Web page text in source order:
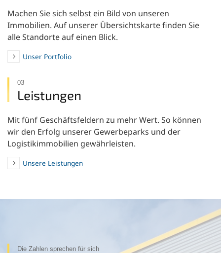
Machen Sie sich selbst ein Bild von unseren
Immobilien. Auf unserer Übersichtskarte finden Sie
alle Standorte auf einen Blick.
Unser Portfolio
03
Leistungen
Mit fünf Geschäftsfeldern zu mehr Wert. So können
wir den Erfolg unserer Gewerbeparks und der
Logistikimmobilien gewährleisten.
Unsere Leistungen
Die Zahlen sprechen für sich